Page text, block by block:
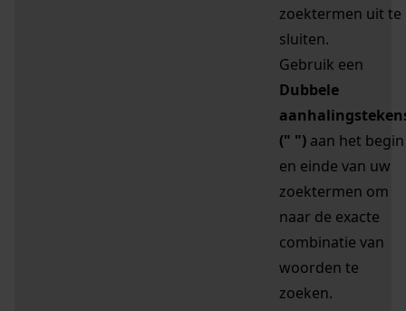
zoektermen uit te
sluiten.
Gebruik een
Dubbele
(" ") aan het begin
en einde van uw
zoektermen om
naar de exacte
combinatie van
woorden te
zoeken.